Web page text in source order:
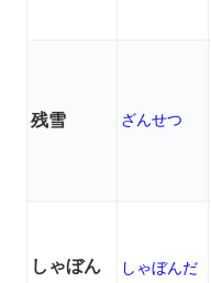
残雪 ざんせつ
しゃぼん
しゃぼんだ